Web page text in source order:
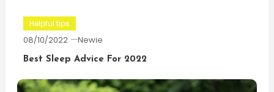
Helpful tips
08/10/2022 Newie
Best Sleep Advice For 2022